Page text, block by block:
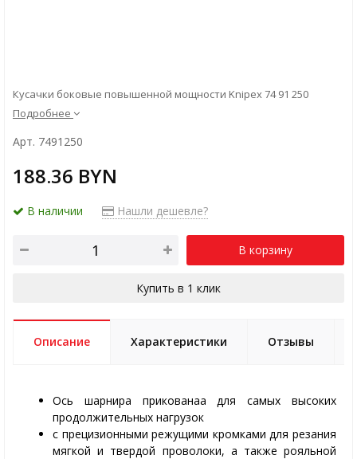
Кусачки боковые повышенной мощности Knipex 74 91 250
Подробнее
Арт. 7491250
188.36 BYN
В наличии Нашли дешевле?
В корзину
Купить в 1 клик
Описание Характеристики Отзывы
Oсь шарнира прикованаа для самых высоких
продолжительных нагрузок
с прецизионными режущими кромками для резания
мягкой и твердой проволоки, а также рояльной